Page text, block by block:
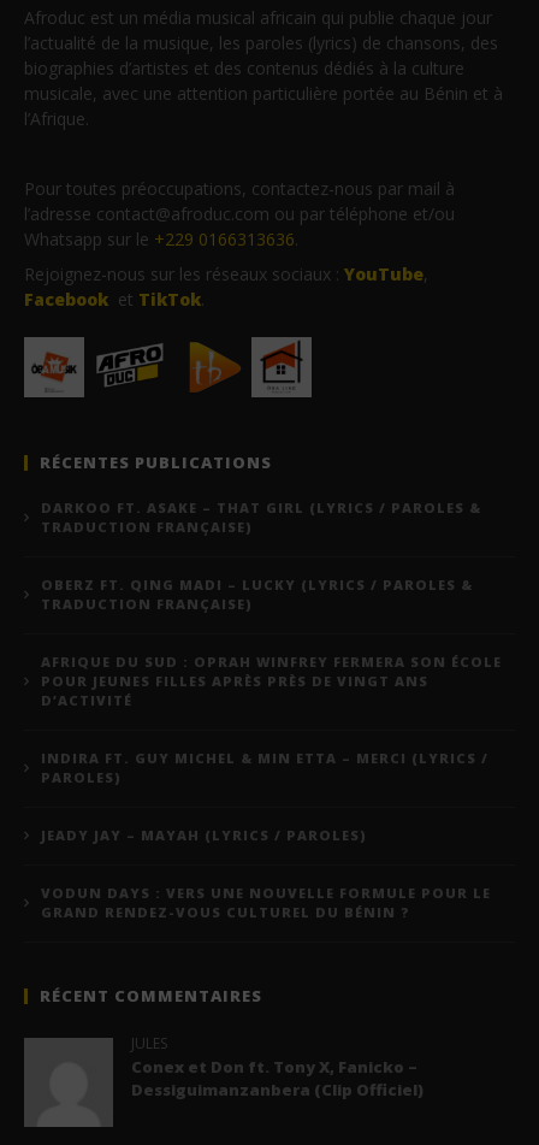
Afroduc est un média musical africain qui publie chaque jour
l’actualité de la musique, les paroles (lyrics) de chansons, des
biographies d’artistes et des contenus dédiés à la culture
musicale, avec une attention particulière portée au Bénin et à
l’Afrique.
Pour toutes préoccupations, contactez-nous par mail à
l’adresse contact@afroduc.com ou par téléphone et/ou
Whatsapp sur le +229 0166313636.
Rejoignez-nous sur les réseaux sociaux : YouTube,
Facebook et TikTok.
RÉCENTES PUBLICATIONS
DARKOO FT. ASAKE – THAT GIRL (LYRICS / PAROLES &
TRADUCTION FRANÇAISE)
OBERZ FT. QING MADI – LUCKY (LYRICS / PAROLES &
TRADUCTION FRANÇAISE)
AFRIQUE DU SUD : OPRAH WINFREY FERMERA SON ÉCOLE
POUR JEUNES FILLES APRÈS PRÈS DE VINGT ANS
D’ACTIVITÉ
INDIRA FT. GUY MICHEL & MIN ETTA – MERCI (LYRICS /
PAROLES)
JEADY JAY – MAYAH (LYRICS / PAROLES)
VODUN DAYS : VERS UNE NOUVELLE FORMULE POUR LE
GRAND RENDEZ-VOUS CULTUREL DU BÉNIN ?
RÉCENT COMMENTAIRES
JULES
Conex et Don ft. Tony X, Fanicko –
Dessiguimanzanbera (Clip Officiel)